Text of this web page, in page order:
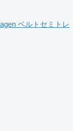
ベルトセミトレ